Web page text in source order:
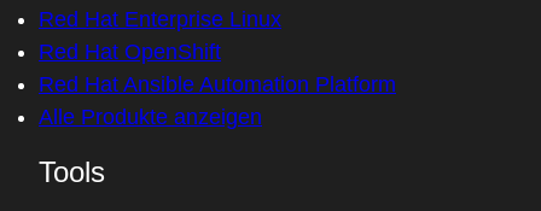
Red Hat Enterprise Linux
Red Hat OpenShift
Red Hat Ansible Automation Platform
Alle Produkte anzeigen
Tools